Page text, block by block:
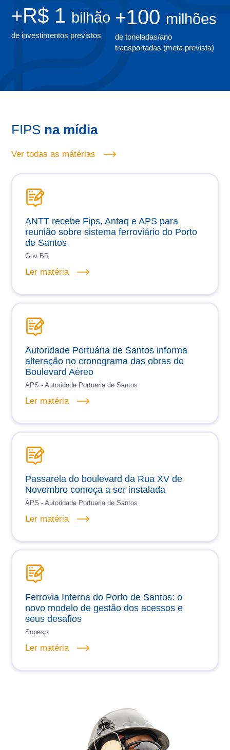
+R$ 1 bilhão
de investimentos previstos
+100 milhões
de toneladas/ano
transportadas (meta prevista)
FIPS na mídia
Ver todas as mátérias
ANTT recebe Fips, Antaq e APS para
reunião sobre sistema ferroviário do Porto
de Santos
Gov BR
Ler matéria
Autoridade Portuária de Santos informa
alteração no cronograma das obras do
Boulevard Aéreo
APS - Autoridade Portuaria de Santos
Ler matéria
Passarela do boulevard da Rua XV de
Novembro começa a ser instalada
APS - Autoridade Portuaria de Santos
Ler matéria
Ferrovia Interna do Porto de Santos: o
novo modelo de gestão dos acessos e
seus desafios
Sopesp
Ler matéria